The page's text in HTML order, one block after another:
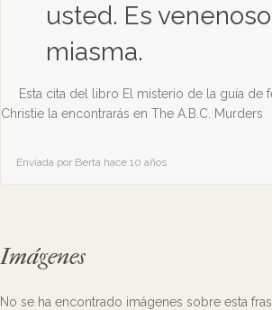
usted. Es
miasma.
Esta cita del libro El misterio de la guía de
Christie la encontrarás en The A.B.C. Murders
Enviada por Berta hace 10 años
Imágenes
No se ha encontrado imágenes sobre esta